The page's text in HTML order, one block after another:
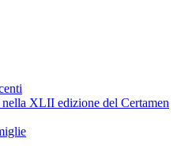
XLII edizione del Certamen